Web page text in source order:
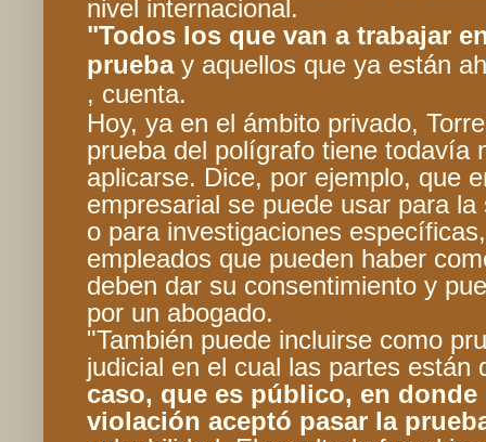
nivel internacional.
"Todos los que van a trabajar
pruebay aquellos que ya están
, cuenta.
Hoy, ya en el ámbito privado,
prueba del polígrafo tiene todavía
aplicarse. Dice, por ejemplo, que
empresarial se puede usar para
o para investigaciones
empleados que pueden haber
deben dar su consentimiento y
por un abogado.
"También puede incluirse como
judicial en el cual las partes están
caso, que es público, en
violación aceptó pasar la